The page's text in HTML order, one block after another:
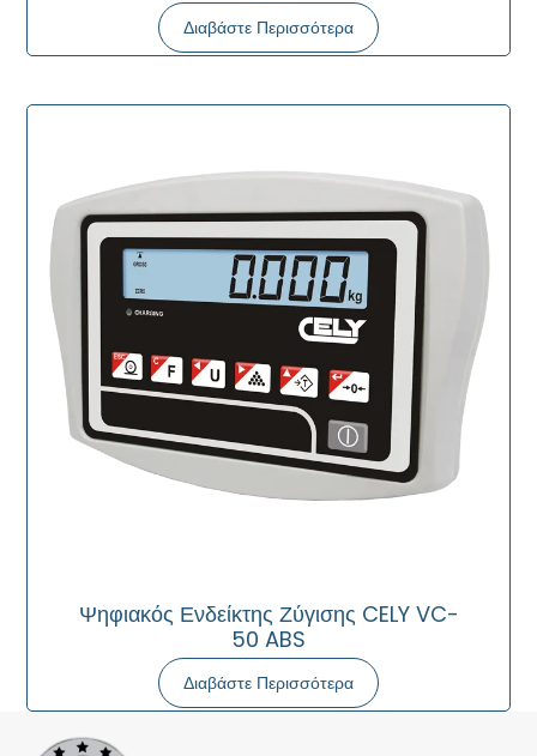
Διαβάστε Περισσότερα
Ψηφιακός Ενδείκτης Ζύγισης CELY VC-
50 ABS
Διαβάστε Περισσότερα